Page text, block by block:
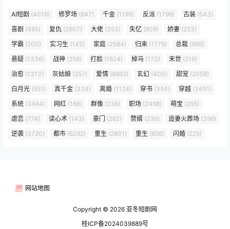
AI短剧 (4016) 修罗场 (847) 千金 (1196) 反派 (1796) 古装 (543)
喜剧 (495) 复仇 (2907) 大佬 (393) 失忆 (809) 娇妻 (253)
学霸 (200) 实习生 (145) 家庭 (2584) 归来 (1779) 总裁 (999)
悬疑 (1336) 战神 (258) 打脸 (1624) 掉马 (173) 末世 (219)
治愈 (1313) 灰姑娘 (257) 爱情 (8892) 玄幻 (400) 甜宠 (2058)
白月光 (551) 真千金 (334) 离婚 (1124) 穿书 (354) 穿越 (3451)
系统 (3464) 网红 (166) 群像 (236) 职场 (2498) 萌宝 (265)
虐恋 (774) 读心术 (143) 豪门 (262) 赘婿 (236) 追妻火葬场 (396)
逆袭 (3720) 都市 (6292) 重生 (2801) 重生 (656) 闪婚 (225)
网站地图
Copyright © 2026 亚冬短剧网
桂ICP备2024039889号